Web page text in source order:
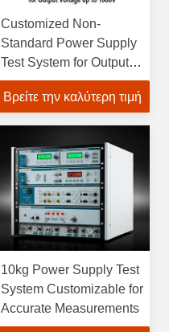
Customized Non-
Standard Power Supply
Test System for Output
Voltage up to 1000V to
Meet Customer
Βρείτε την καλύτερη τιμή
10kg Power Supply Test
System Customizable for
Accurate Measurements